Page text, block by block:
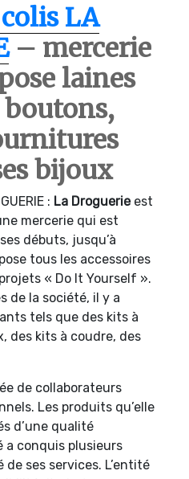
LA
– mercerie
laines
bijoux
: La Droguerie est
mercerie qui est
débuts, jusqu’à
tous les accessoires
« Do It Yourself ».
de la société, il y a
tels que des kits à
des kits à coudre, des
de collaborateurs
Les produits qu’elle
d’une qualité
a conquis plusieurs
ses services. L’entité